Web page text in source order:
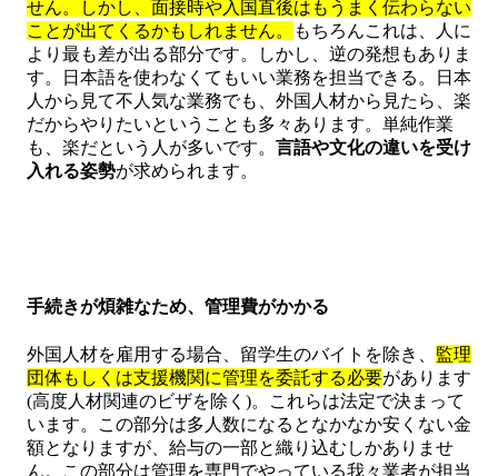
せん。しかし、面接時や入国直後はもうまく伝わらない
ことが出てくるかもしれません。
もちろんこれは、人に
より最も差が出る部分です。しかし、逆の発想もありま
す。日本語を使わなくてもいい業務を担当できる。日本
人から見て不人気な業務でも、外国人材から見たら、楽
だからやりたいということも多々あります。単純作業
も、楽だという人が多いです。 言語や文化の違いを受け
入れる姿勢が求められます。
手続きが煩雑なため、管理費がかかる
外国人材を雇用する場合、留学生のバイトを除き、 監理
団体もしくは支援機関に管理を委託する必要があります
(高度人材関連のビザを除く)。これらは法定で決まって
います。この部分は多人数になるとなかなか安くない金
額となりますが、給与の一部と織り込むしかありませ
ん。この部分は管理を専門でやっている我々業者が担当